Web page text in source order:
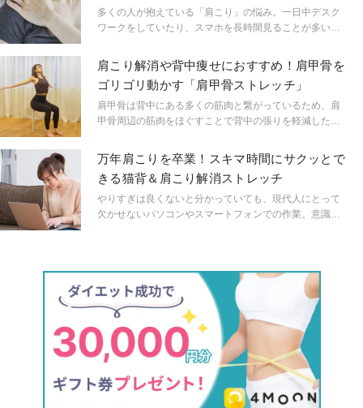
多くの人が抱えている「肩こり」の悩み。一日中デスク
ワークをしていたり、スマホを長時間見ることが多い人
なり、自分の肩がこっているということに気がつかない
人もいるほど……！ 肩こり解消には肩甲骨を動かして
肩甲骨周りの筋肉をほぐすことが大切です。その場でサ
クッと30秒でできる、肩こりスッキリヨガをお伝えしま
す。
肩こり解消や背中痩せにおすすめ！肩甲骨を
ゴリゴリ動かす「肩甲骨ストレッチ」
肩甲骨は背中にある多くの筋肉と繋がっているため、肩
甲骨周辺の筋肉をほぐすことで背中の張りを軽減した
辺の筋肉を柔軟に保つことで正しい姿勢を維持するのに
も効果的であったりと、メリットが盛りだくさんなスト
レッチ。上半身の動きだけで簡単に実践できる内容なの
で、デスクワークや家事の合間などでぜひ試してみてく
ださいね。
万年肩こりを卒業！スキマ時間にサクッとで
きる猫背＆肩こり解消ストレッチ
やりすぎは良くないと分かっていても、現代人にとって
欠かせないパソコンやスマートフォンでの作業。意識を
解消ストレッチをご紹介します。